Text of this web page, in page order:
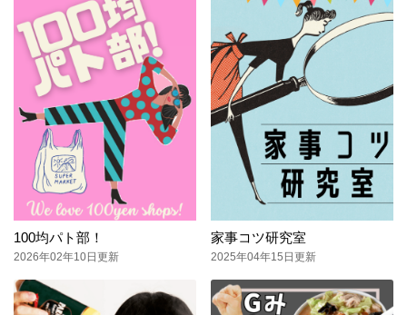
100均パト部！
2026年02年10日更新
家事コツ研究室
2025年04年15日更新